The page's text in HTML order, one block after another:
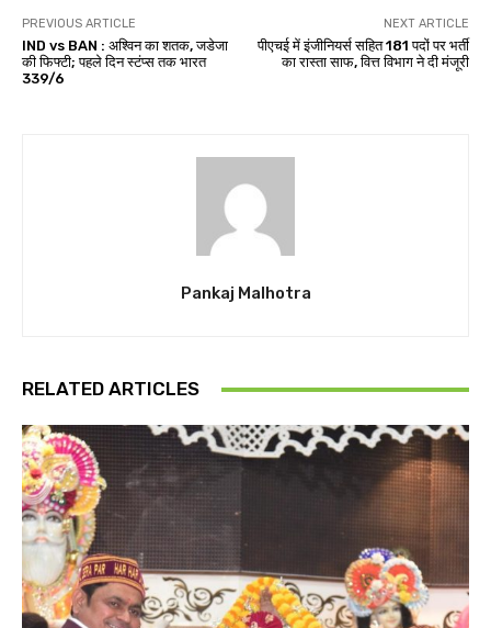
PREVIOUS ARTICLE
IND vs BAN : अश्विन का शतक, जडेजा
की फिफ्टी; पहले दिन स्टंप्स तक भारत
339/6
NEXT ARTICLE
पीएचई में इंजीनियर्स सहित 181 पदों पर भर्ती
का रास्ता साफ, वित्त विभाग ने दी मंजूरी
Pankaj Malhotra
RELATED ARTICLES